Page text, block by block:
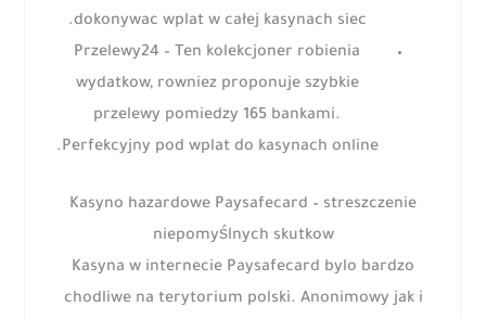
dokonywac wplat w całej kasynach siec.
Przelewy24 – Ten kolekcjoner robienia
wydatkow, rowniez proponuje szybkie
przelewy pomiedzy 165 bankami.
Perfekcyjny pod wplat do kasynach online.
Kasyno hazardowe Paysafecard – streszczenie
niepomyślnych skutkow
Kasyna w internecie Paysafecard bylo bardzo
chodliwe na terytorium polski. Anonimowy jak i